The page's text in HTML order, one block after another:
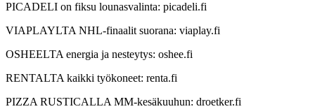
PICADELI on fiksu lounasvalinta: picadeli.fi
VIAPLAYLTA NHL-finaalit suorana: viaplay.fi
OSHEELTA energia ja nesteytys: oshee.fi
RENTALTA kaikki työkoneet: renta.fi
PIZZA RUSTICALLA MM-kesäkuuhun: droetker.fi